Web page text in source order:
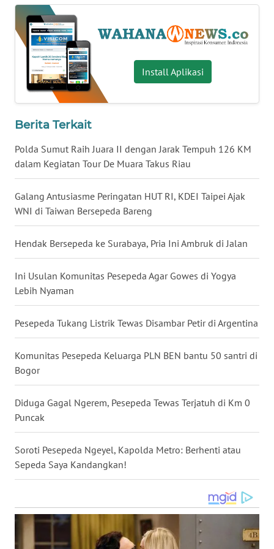
Install Aplikasi
Berita Terkait
Polda Sumut Raih Juara II dengan Jarak Tempuh 126 KM
dalam Kegiatan Tour De Muara Takus Riau
Galang Antusiasme Peringatan HUT RI, KDEI Taipei Ajak
WNI di Taiwan Bersepeda Bareng
Hendak Bersepeda ke Surabaya, Pria Ini Ambruk di Jalan
Ini Usulan Komunitas Pesepeda Agar Gowes di Yogya
Lebih Nyaman
Pesepeda Tukang Listrik Tewas Disambar Petir di Argentina
Komunitas Pesepeda Keluarga PLN BEN bantu 50 santri di
Bogor
Diduga Gagal Ngerem, Pesepeda Tewas Terjatuh di Km 0
Puncak
Soroti Pesepeda Ngeyel, Kapolda Metro: Berhenti atau
Sepeda Saya Kandangkan!
WN
SERAMBI
JAMBI
SULTRA
WN
NTB
WN
SULTENG
WN
SULBAR
WN
BABEL
WN
SUMBAR
WN
WN